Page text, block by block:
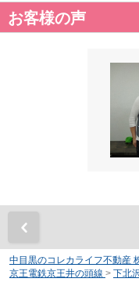
お客様の声
中目黒のコレカライフ不動産
京王電鉄京王井の頭線 > 下北